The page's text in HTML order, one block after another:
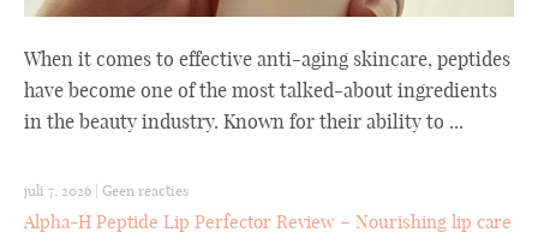
When it comes to effective anti-aging skincare, peptides
have become one of the most talked-about ingredients
in the beauty industry. Known for their ability to ...
juli 7, 2026 Geen reacties
Alpha-H Peptide Lip Perfector Review – Nourishing lip care